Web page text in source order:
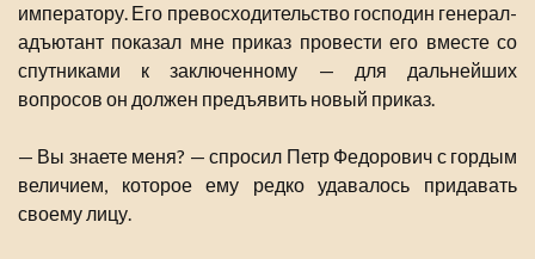
императору. Его превосходительство господин генерал-
адъютант показал мне приказ провести его вместе со
спутниками к заключенному — для дальнейших
вопросов он должен предъявить новый приказ.
— Вы знаете меня? — спросил Петр Федорович с гордым
величием, которое ему редко удавалось придавать
своему лицу.